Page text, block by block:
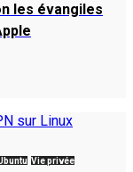
les évangiles
Vie privée